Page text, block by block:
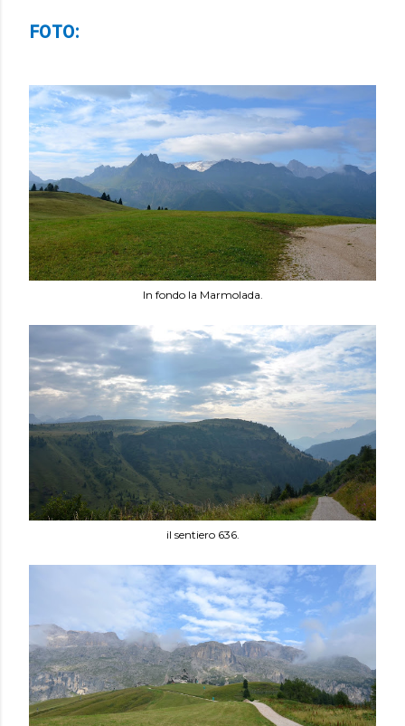
FOTO:
In fondo la Marmolada.
il sentiero 636.